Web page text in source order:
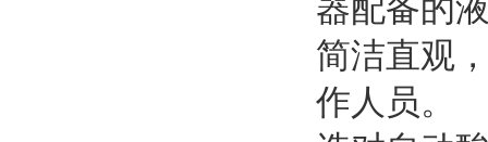
简洁直观
作人员。